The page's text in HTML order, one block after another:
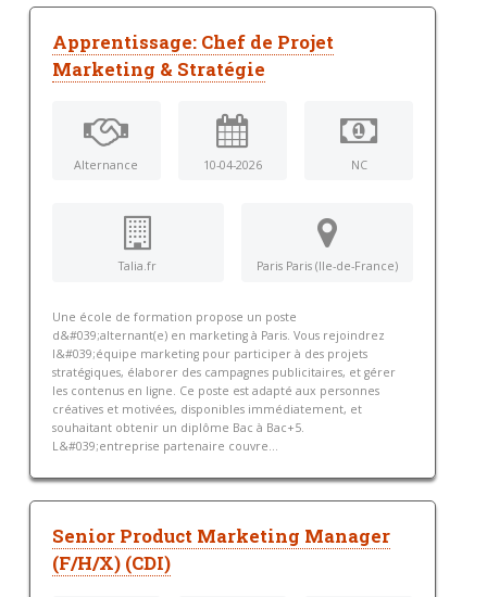
Apprentissage: Chef de Projet
Marketing & Stratégie
Alternance 10-04-2026 NC
Talia.fr Paris Paris (Ile-de-France)
Une école de formation propose un poste
d&#039;alternant(e) en marketing à Paris. Vous rejoindrez
l&#039;équipe marketing pour participer à des projets
stratégiques, élaborer des campagnes publicitaires, et gérer
les contenus en ligne. Ce poste est adapté aux personnes
créatives et motivées, disponibles immédiatement, et
souhaitant obtenir un diplôme Bac à Bac+5.
L&#039;entreprise partenaire couvre...
Senior Product Marketing Manager
(F/H/X) (CDI)